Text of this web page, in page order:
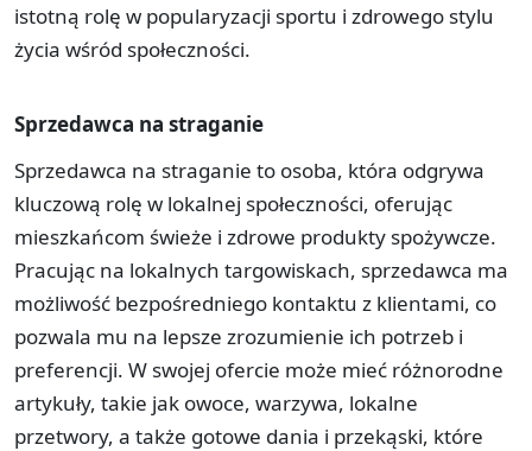
istotną rolę w popularyzacji sportu i zdrowego stylu
życia wśród społeczności.
Sprzedawca na straganie
Sprzedawca na straganie to osoba, która odgrywa
kluczową rolę w lokalnej społeczności, oferując
mieszkańcom świeże i zdrowe produkty spożywcze.
Pracując na lokalnych targowiskach, sprzedawca ma
możliwość bezpośredniego kontaktu z klientami, co
pozwala mu na lepsze zrozumienie ich potrzeb i
preferencji. W swojej ofercie może mieć różnorodne
artykuły, takie jak owoce, warzywa, lokalne
przetwory, a także gotowe dania i przekąski, które